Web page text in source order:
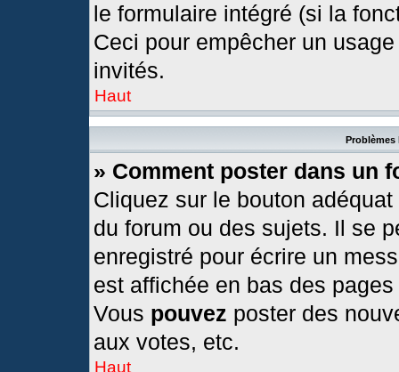
le formulaire intégré (si la
Ceci pour empêcher un
invités.
Haut
Problèmes
» Comment poster dans un
Cliquez sur le bouton
du forum ou des sujets. Il se
enregistré pour écrire un
est affichée en bas des
Vous pouvez poster des
aux votes, etc.
Haut